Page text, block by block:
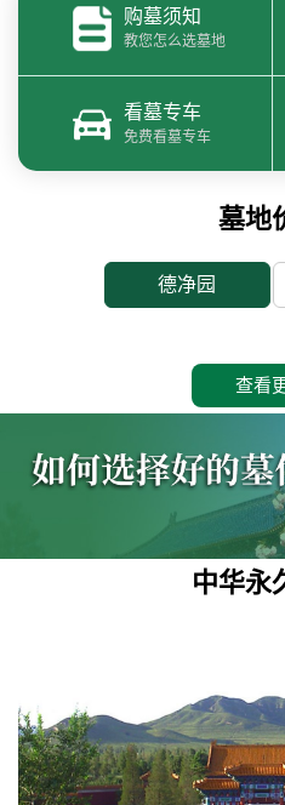
购墓须知
教您怎么选墓地
看墓专车
免费看墓专车
墓地
德净园
查看
中华永